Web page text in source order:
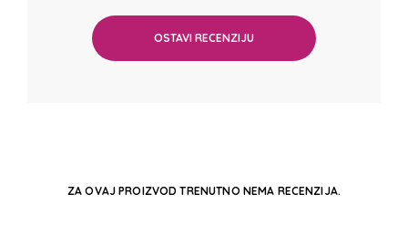
OSTAVI RECENZIJU
ZA OVAJ PROIZVOD TRENUTNO NEMA RECENZIJA.